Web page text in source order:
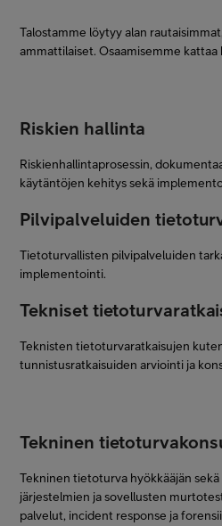
Talostamme löytyy alan
ammattilaiset. Osaamisemme
Riskien hallinta
Riskienhallintaprosessin,
käytäntöjen kehitys sekä
Pilvipalveluiden
Tietoturvallisten pilvipalveluiden
implementointi.
Tekniset
Teknisten tietoturvaratkaisujen
tunnistusratkaisuiden arviointi ja
Tekninen
Tekninen tietoturva hyökkääjän
järjestelmien ja sovellusten
palvelut, incident response ja